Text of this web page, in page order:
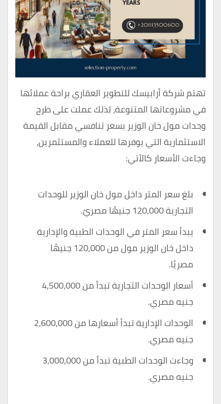
تهتم شركة أرابيسك للتطوير العقاري براحة عملائها
في مشروعاتها المتنوعة، لذلك عملت على طرح
وحدات مول خان الوزير بسعر تنافسي مقابل القيمة
الاستثمارية التي يوفرها للعملاء والمستثمرين،
وجاءت الأسعار كالآتي:
بلغ سعر المتر داخل مول خان الوزير للوحدات
التجارية 120,000 جنيهًا مصريً.
يبدأ سعر المتر في الوحدات الطبية والإدارية
داخل خان الوزير مول من 120,000 جنيهًا
مصريًا.
أسعار الوحدات التجارية تبدأ من 4,500,000
جنيه مصري.
الوحدات الإدارية تبدأ أسعارها من 2,600,000
جنيه مصري.
وجاءت الوحدات الطبية تبدأ من 3,000,000
جنيه مصري.